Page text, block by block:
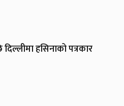
हसिनाको पत्रकार